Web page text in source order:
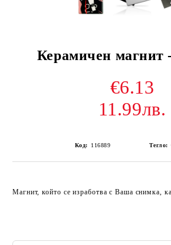
Керамичен магнит
€6.13
11.99лв.
Код: 116889 Тегло:
Магнит, който се изработва с Ваша снимка,